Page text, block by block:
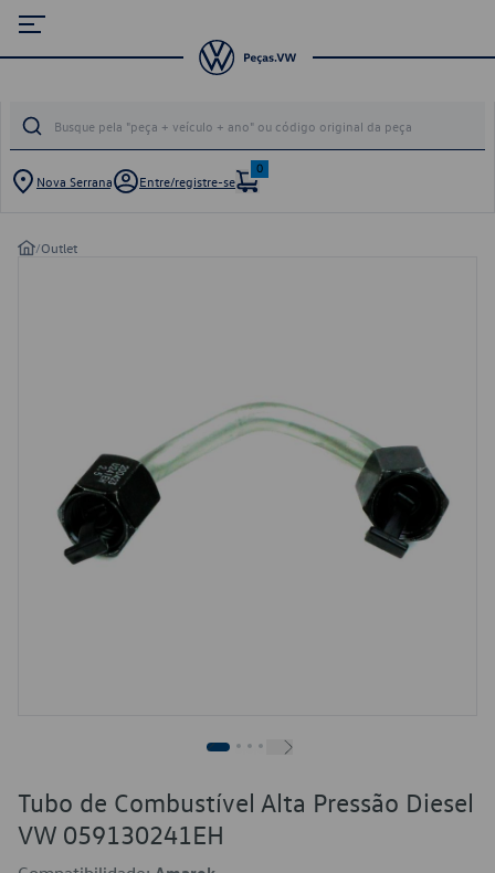
Nova Serrana Entre/registre-se
0
/Outlet
Tubo de Combustível Alta Pressão Diesel
VW 059130241EH